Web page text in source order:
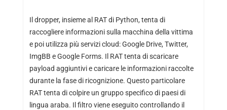
Il dropper, insieme al RAT di Python, tenta di
raccogliere informazioni sulla macchina della vittima
e poi utilizza più servizi cloud: Google Drive, Twitter,
ImgBB e Google Forms. Il RAT tenta di scaricare
payload aggiuntivi e caricare le informazioni raccolte
durante la fase di ricognizione. Questo particolare
RAT tenta di colpire un gruppo specifico di paesi di
lingua araba. Il filtro viene eseguito controllando il